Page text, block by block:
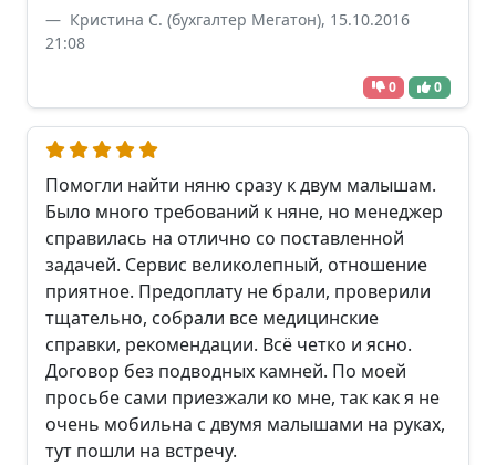
Кристина С. (бухгалтер Мегатон), 15.10.2016
21:08
0 0
Помогли найти няню сразу к двум малышам.
Было много требований к няне, но менеджер
справилась на отлично со поставленной
задачей. Сервис великолепный, отношение
приятное. Предоплату не брали, проверили
тщательно, собрали все медицинские
справки, рекомендации. Всё четко и ясно.
Договор без подводных камней. По моей
просьбе сами приезжали ко мне, так как я не
очень мобильна с двумя малышами на руках,
тут пошли на встречу.